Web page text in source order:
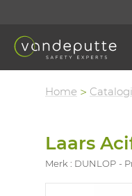
Home Catalogi
Laars
Merk : DUNLOP